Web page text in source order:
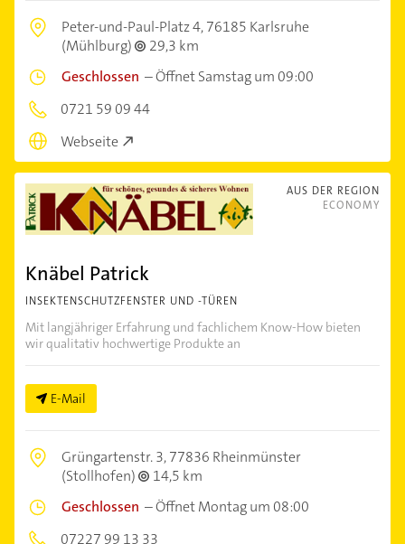
Peter-und-Paul-Platz 4,76185 Karlsruhe
(Mühlburg)
29,3 km
Geschlossen –Öffnet Samstag um 09:00
0721 59 09 44
Webseite
AUS DER REGION
ECONOMY
Knäbel Patrick
INSEKTENSCHUTZFENSTER UND -TÜREN
Mit langjähriger Erfahrung und fachlichem Know-How bieten
wir qualitativ hochwertige Produkte an
E-Mail
Grüngartenstr. 3,77836 Rheinmünster
(Stollhofen)
14,5 km
Geschlossen –Öffnet Montag um 08:00
07227 99 13 33